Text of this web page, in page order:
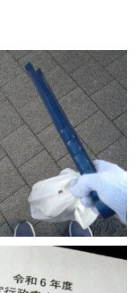
11月 29